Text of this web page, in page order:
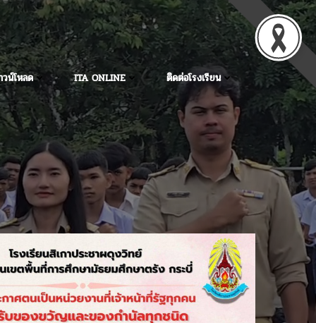
วน์โหลด ITA ONLINE ติดต่อโรงเรียน